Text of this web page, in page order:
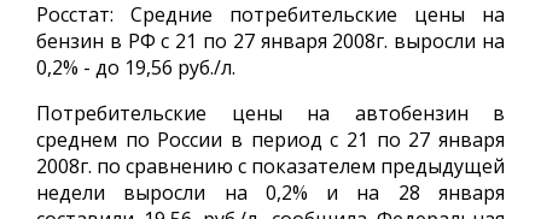
Росстат: Средние потребительские цены на
бензин в РФ с 21 по 27 января 2008г. выросли на
0,2% - до 19,56 руб./л.
Потребительские цены на автобензин в
среднем по России в период с 21 по 27 января
2008г. по сравнению с показателем предыдущей
недели выросли на 0,2% и на 28 января